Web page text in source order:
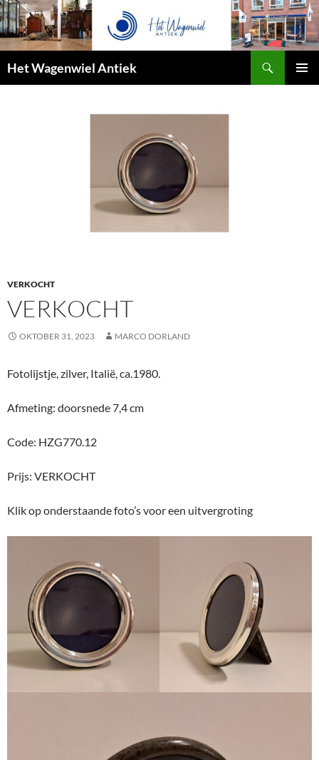
Het Wagenwiel Antiek
VERKOCHT
VERKOCHT
OKTOBER 31, 2023 MARCO DORLAND
Fotolijstje, zilver, Italië, ca.1980.
Afmeting: doorsnede 7,4 cm
Code: HZG770.12
Prijs: VERKOCHT
Klik op onderstaande foto’s voor een uitvergroting